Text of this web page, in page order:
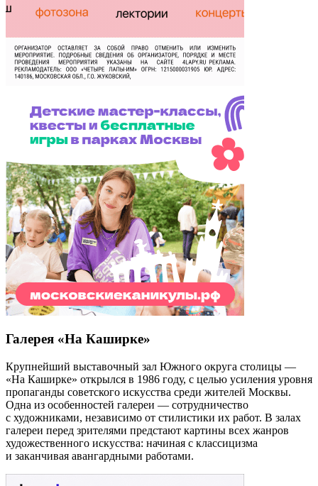
Галерея «На Каширке»
Крупнейший выставочный зал Южного округа столицы —
«На Каширке» открылся в 1986 году, с целью усиления уровня
пропаганды советского искусства среди жителей Москвы.
Одна из особенностей галереи — сотрудничество
с художниками, независимо от стилистики их работ. В залах
галереи перед зрителями предстают картины всех жанров
художественного искусства: начиная с классицизма
и заканчивая авангардными работами.